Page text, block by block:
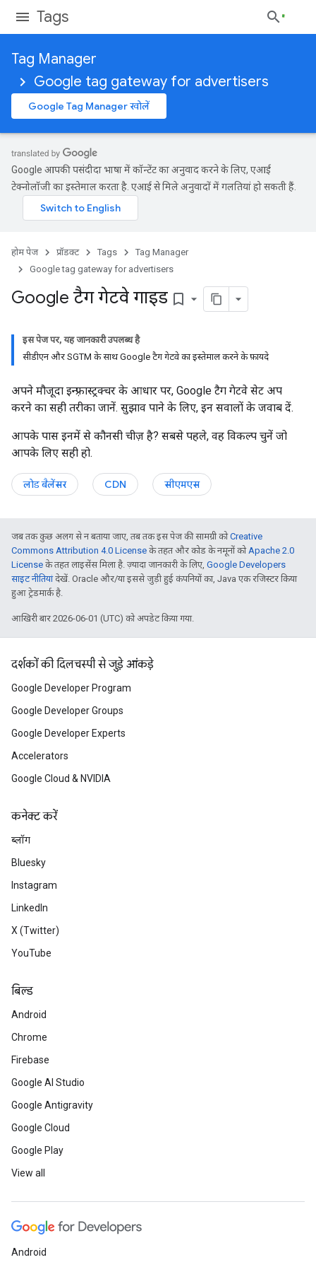
Tags
Tag Manager
Google tag gateway for advertisers
Google Tag Manager खोलें
Google आपकी पसंदीदा भाषा में कॉन्टेंट का अनुवाद करने के लिए, एआई
टेक्नोलॉजी का इस्तेमाल करता है. एआई से मिले अनुवादों में गलतियां हो सकती हैं.
होम पेज प्रॉडक्ट Tags
Tag Manager
Google tag gateway for advertisers
Google टैग गेटवे गाइड bookmark_border
इस पेज पर, यह जानकारी उपलब्ध है
सीडीएन और SGTM के साथ Google टैग गेटवे का इस्तेमाल करने के फ़ायदे
अपने मौजूदा इन्फ़्रास्ट्रक्चर के आधार पर, Google टैग गेटवे सेट अप
करने का सही तरीका जानें. सुझाव पाने के लिए, इन सवालों के जवाब दें.
आपके पास इनमें से कौनसी चीज़ है? सबसे पहले, वह विकल्प चुनें जो
आपके लिए सही हो.
लोड बैलेंसर CDN सीएमएस
जब तक कुछ अलग से न बताया जाए, तब तक इस पेज की सामग्री कोCreative
Commons Attribution 4.0 License के तहत और कोड के नमूनों कोApache 2.0
License के तहत लाइसेंस मिला है. ज़्यादा जानकारी के लिए, Google Developers
साइट नीतियांदेखें. Oracle और/या इससे जुड़ी हुई कंपनियों का, Java एक रजिस्टर किया
हुआ ट्रेडमार्क है.
आखिरी बार 2026-06-01 (UTC) को अपडेट किया गया.
दर्शकों की दिलचस्पी से जुड़े आंकड़े
Google Developer Program
Google Developer Groups
Google Developer Experts
Accelerators
Google Cloud & NVIDIA
कनेक्ट करें
ब्लॉग
Bluesky
Instagram
LinkedIn
X (Twitter)
YouTube
बिल्ड
Android
Chrome
Firebase
Google AI Studio
Google Antigravity
Google Cloud
Google Play
View all
Android